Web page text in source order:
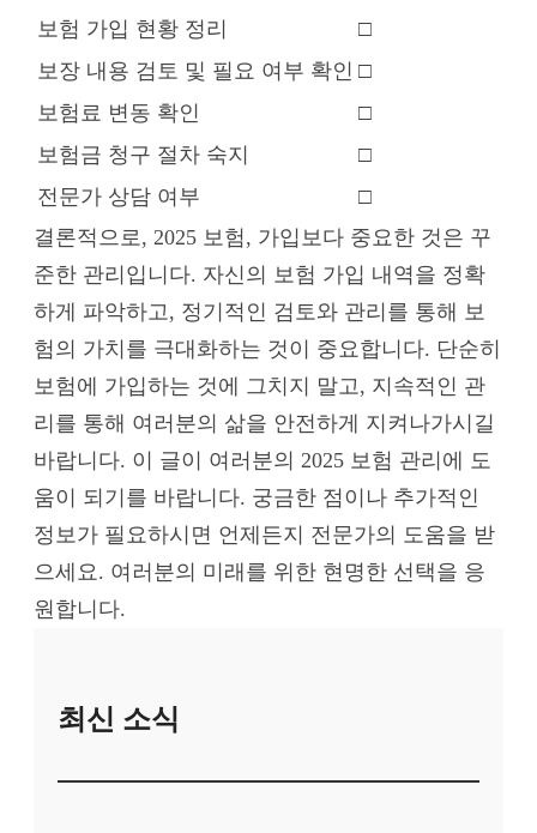
보험 가입 현황 정리
□
보장 내용 검토 및 필요 여부 확인 □
보험료 변동 확인
□
보험금 청구 절차 숙지
□
전문가 상담 여부
□
결론적으로, 2025 보험, 가입보다 중요한 것은 꾸
준한 관리입니다. 자신의 보험 가입 내역을 정확
하게 파악하고, 정기적인 검토와 관리를 통해 보
험의 가치를 극대화하는 것이 중요합니다. 단순히
보험에 가입하는 것에 그치지 말고, 지속적인 관
리를 통해 여러분의 삶을 안전하게 지켜나가시길
바랍니다. 이 글이 여러분의 2025 보험 관리에 도
움이 되기를 바랍니다. 궁금한 점이나 추가적인
정보가 필요하시면 언제든지 전문가의 도움을 받
으세요. 여러분의 미래를 위한 현명한 선택을 응
원합니다.
최신 소식